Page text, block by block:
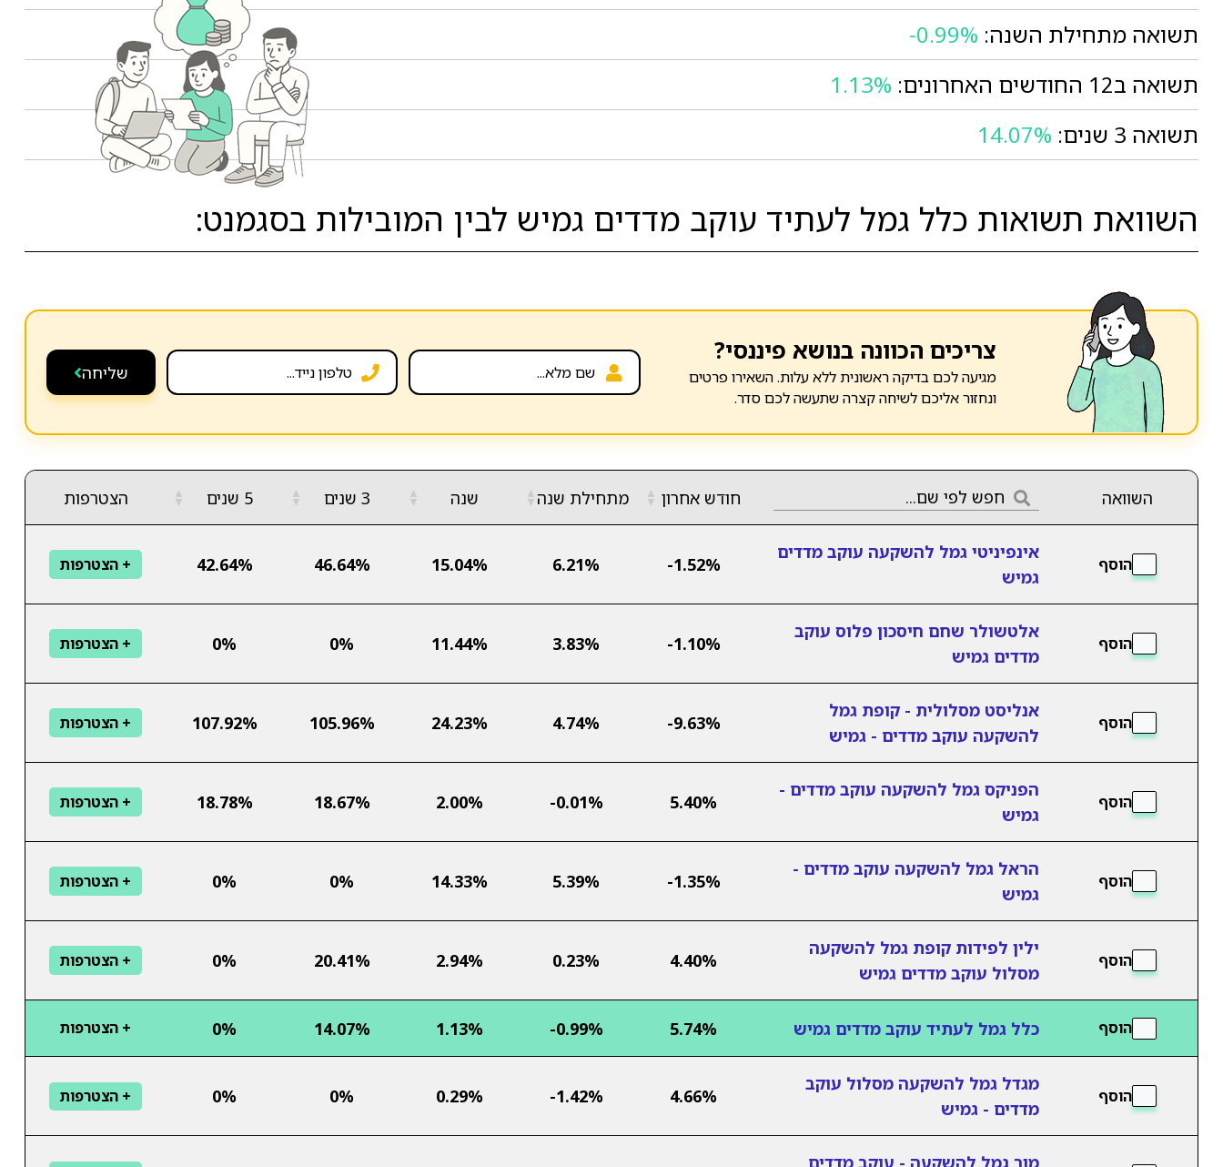
תשואה מתחילת השנה: -0.99%
תשואה ב12 החודשים האחרונים:
1.13%
תשואה 3 שנים:
14.07%
השוואת תשואות כלל גמל לעתיד עוקב מדדים גמיש לבין המובילות בסגמנט:
צריכים הכוונה בנושא פיננסי?
מגיעה לכם בדיקה ראשונית ללא עלות. השאירו פרטים
ונחזור אליכם לשיחה קצרה שתעשה לכם סדר.
שליחה
השוואה חודש אחרון ▲
▼ מתחילת שנה▲
▼ שנה ▲
▼ 3 שנים ▲
▼ 5 שנים ▲
▼ הצטרפות
הוסף
אינפיניטי גמל להשקעה עוקב מדדים
גמיש
-1.52%
6.21%
15.04%
46.64%
42.64% + הצטרפות
הוסף
אלטשולר שחם חיסכון פלוס עוקב
מדדים גמיש
-1.10%
3.83%
11.44%
0%
0% + הצטרפות
הוסף
אנליסט מסלולית - קופת גמל
להשקעה עוקב מדדים - גמיש
-9.63%
4.74%
24.23%
105.96%
107.92% + הצטרפות
הוסף
הפניקס גמל להשקעה עוקב מדדים -
גמיש
5.40%
-0.01%
2.00%
18.67%
18.78% + הצטרפות
הוסף
הראל גמל להשקעה עוקב מדדים -
גמיש
-1.35%
5.39%
14.33%
0%
0% + הצטרפות
הוסף
ילין לפידות קופת גמל להשקעה
מסלול עוקב מדדים גמיש
4.40%
0.23%
2.94%
20.41%
0% + הצטרפות
הוסף כלל גמל לעתיד עוקב מדדים גמיש 5.74%
-0.99%
1.13%
14.07%
0% + הצטרפות
הוסף
מגדל גמל להשקעה מסלול עוקב
מדדים - גמיש
4.66%
-1.42%
0.29%
0%
0% + הצטרפות